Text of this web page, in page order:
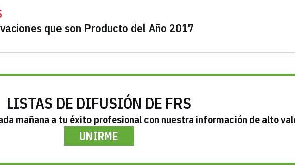
que son Producto del Año 2017
LISTAS DE DIFUSIÓN DE FRS
mañana a tu éxito profesional con nuestra información de alto
UNIRME